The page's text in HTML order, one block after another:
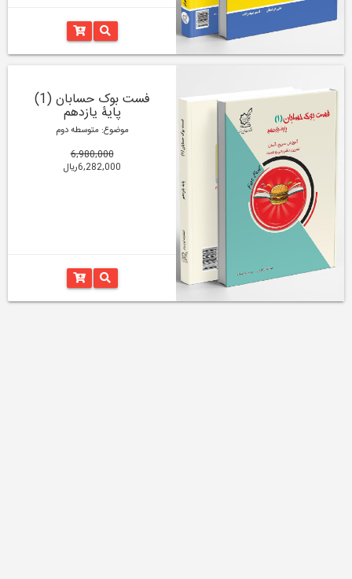
فست بوک حسابان (1)
پایۀ یازدهم
موضوع: متوسطه دوم
6,980,000
6,282,000ریال